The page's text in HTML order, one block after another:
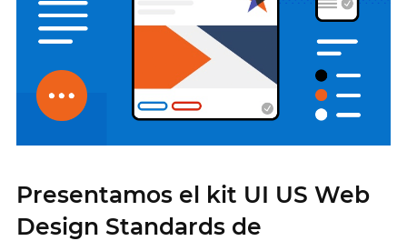
Presentamos el kit UI US Web
Design Standards de